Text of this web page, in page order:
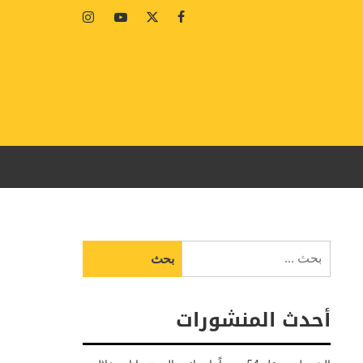
Facebook
Twitter
Youtube
Instagram
عن:
أحدث المنشورات